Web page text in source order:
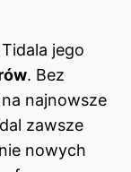
jego
. Bez
najnowsze
zawsze
nowych